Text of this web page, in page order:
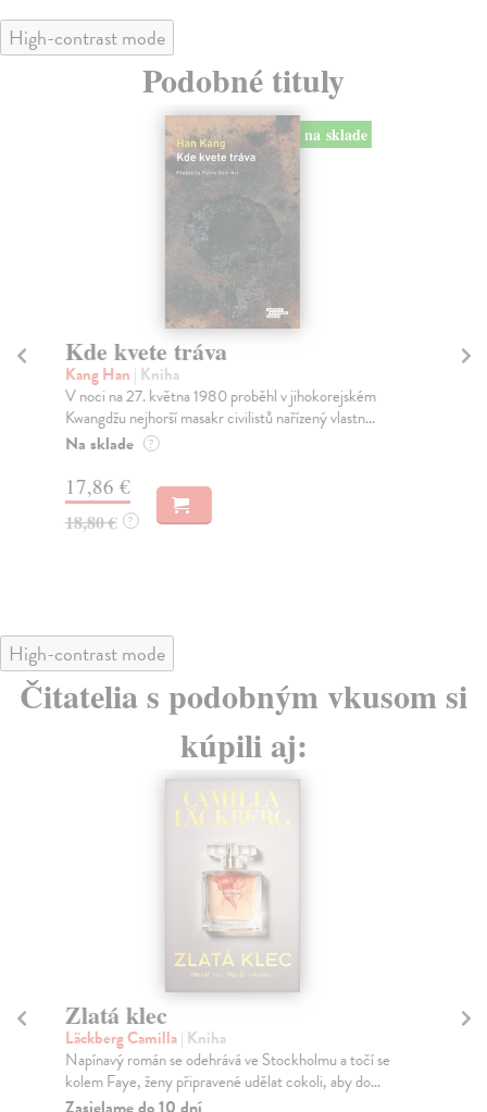
High-contrast mode
Podobné tituly
na sklade
Kde kvete tráva
Kang Han | Kniha
V noci na 27. května 1980 proběhl v jihokorejském
Kwangdžu nejhorší masakr civilistů nařízený vlastn...
Na sklade ?
17,86 €
18,80 € ?
High-contrast mode
Čitatelia s podobným vkusom si
kúpili aj:
Zlatá klec
Läckberg Camilla| Kniha
Napínavý román se odehrává ve Stockholmu a točí se
kolem Faye, ženy připravené udělat cokoli, aby do...